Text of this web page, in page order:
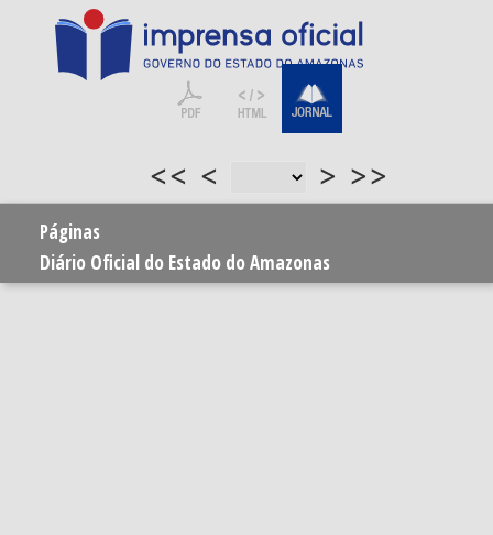
<< < > >>
Páginas
Diário Oficial do Estado do Amazonas